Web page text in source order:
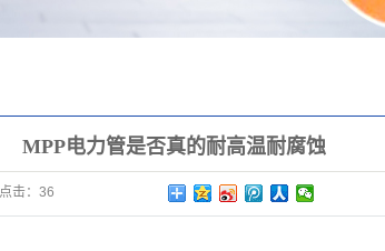
MPP电力管是否真的耐高温耐腐蚀
点击： 36